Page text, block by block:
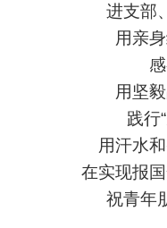
进支部
用亲
用坚
践行
用汗水
在实现报
祝青年